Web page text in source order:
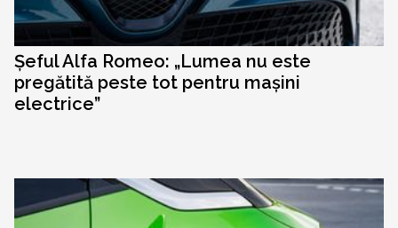
Șeful Alfa Romeo: „Lumea nu este
pregătită peste tot pentru mașini
electrice”